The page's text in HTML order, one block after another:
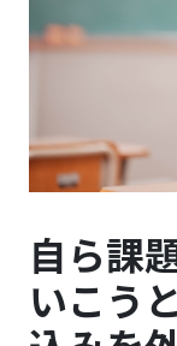
自ら課
いこう